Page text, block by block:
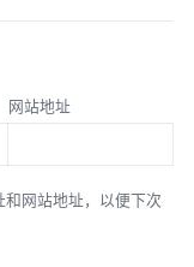
网站地址
网站地址，以便下次